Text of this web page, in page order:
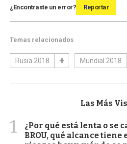
¿Encontraste un error? Reportar
Temas relacionados
Rusia 2018 Mundial 2018
Las Más
1
¿Por qué está lenta o se
BROU, qué alcance tiene